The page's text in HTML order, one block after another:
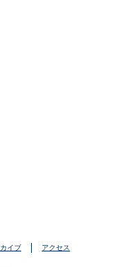
イブ アクセス